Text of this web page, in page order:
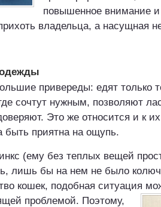
повышенное внимание
владельца, а насущная
привереды: едят только
сочтут нужным, позволяют
Это же относится и к
быть приятна на ощупь.
(ему без теплых вещей
лишь бы на нем не было
кошек, подобная ситуация
проблемой. Поэтому,